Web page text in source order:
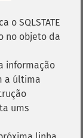
o SQLSTATE
no objeto da
informação
a última
ums